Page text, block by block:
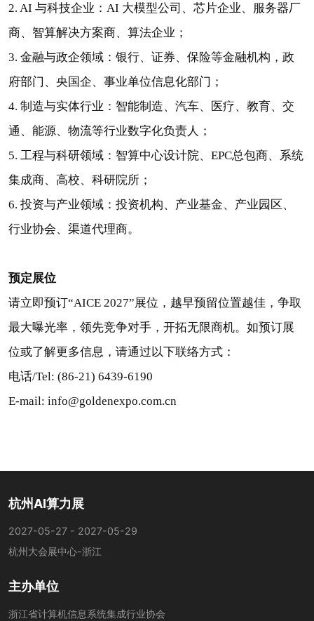
2. AI 与科技企业：AI 大模型公司、芯片企业、服务器厂
商、智算解决方案商、算法企业；
3. 金融与政企领域：银行、证券、保险等金融机构，政
府部门、央国企、事业单位信息化部门；
4. 制造与实体行业：智能制造、汽车、医疗、教育、交
通、能源、物流等行业数字化负责人；
5. 工程与科研领域：智算中心设计院、EPC总包商、系统
集成商、高校、科研院所；
6. 投资与产业领域：投资机构、产业基金、产业园区、
行业协会、渠道代理商。
预定展位
请立即预订“AICE 2027”展位，越早预留位置越佳，争取
最大曝光率，领先竞争对手，开拓无限商机。如预订展
位或了解更多信息，请通过以下联络方式：
电话/Tel: (86-21) 6439-6190
E-mail: info@goldenexpo.com.cn
杭州AI算力展
2027-05-27 - 2027-05-29
杭州大会展中心-浙江
主办单位
浙江省计算机信息系统集成行业协会